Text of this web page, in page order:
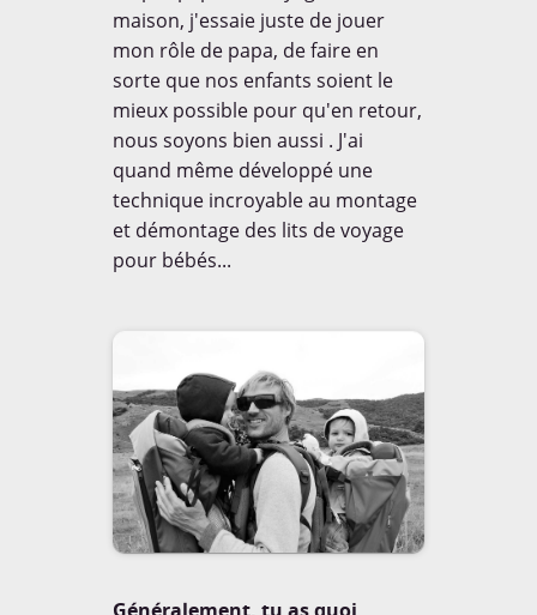
maison, j'essaie juste de jouer
mon rôle de papa, de faire en
sorte que nos enfants soient le
mieux possible pour qu'en retour,
nous soyons bien aussi . J'ai
quand même développé une
technique incroyable au montage
et démontage des lits de voyage
pour bébés...